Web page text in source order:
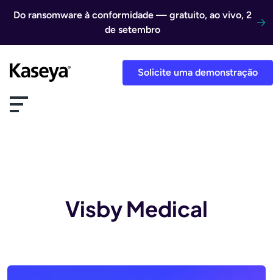
Do ransomware à conformidade — gratuito, ao vivo, 2
de setembro
Solicite uma demonstração
Visby Medical